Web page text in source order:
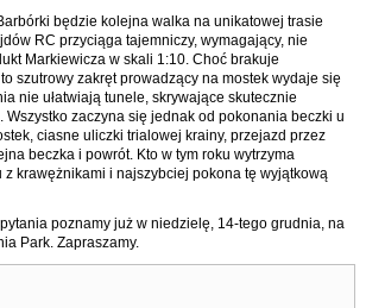
będzie kolejna walka na unikatowej trasie
RC przyciąga tajemniczy, wymagający, nie
Markiewicza w skali 1:10. Choć brakuje
szutrowy zakręt prowadzący na mostek wydaje się
nie ułatwiają tunele, skrywające skutecznie
zaczyna się jednak od pokonania beczki u
ciasne uliczki trialowej krainy, przejazd przez
beczka i powrót. Kto w tym roku wytrzyma
krawężnikami i najszybciej pokona tę wyjątkową
poznamy już w niedzielę, 14-tego grudnia, na
Park. Zapraszamy.